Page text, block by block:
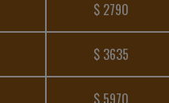
$ 2790
$ 3635
$ 5970